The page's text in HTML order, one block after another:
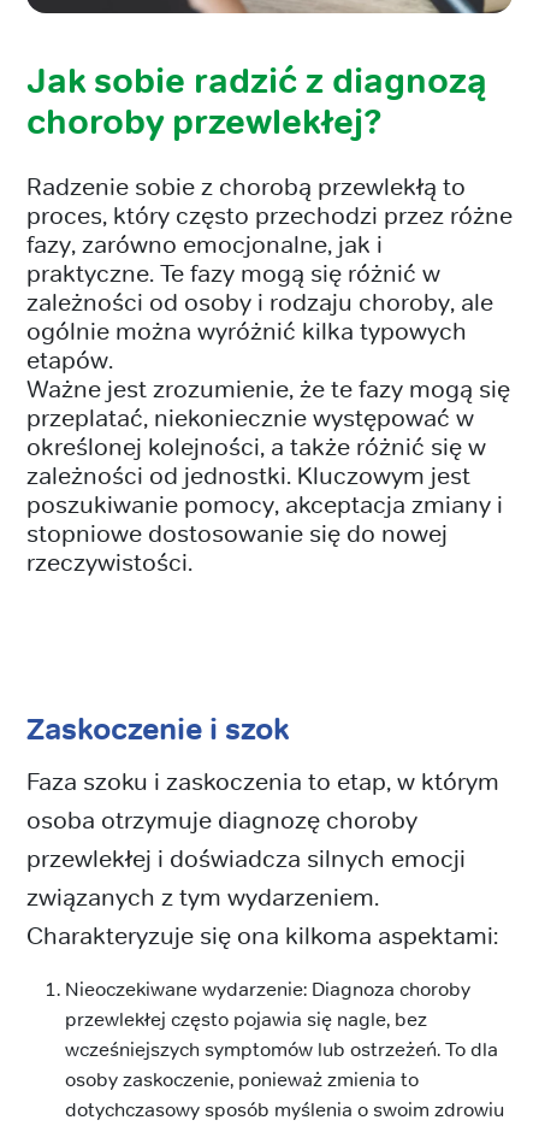
Jak sobie radzić z diagnozą
choroby przewlekłej?
Radzenie sobie z chorobą przewlekłą to
proces, który często przechodzi przez różne
fazy, zarówno emocjonalne, jak i
praktyczne. Te fazy mogą się różnić w
zależności od osoby i rodzaju choroby, ale
ogólnie można wyróżnić kilka typowych
etapów.
Ważne jest zrozumienie, że te fazy mogą się
przeplatać, niekoniecznie występować w
określonej kolejności, a także różnić się w
zależności od jednostki. Kluczowym jest
poszukiwanie pomocy, akceptacja zmiany i
stopniowe dostosowanie się do nowej
rzeczywistości.
Zaskoczenie i szok
Faza szoku i zaskoczenia to etap, w którym
osoba otrzymuje diagnozę choroby
przewlekłej i doświadcza silnych emocji
związanych z tym wydarzeniem.
Charakteryzuje się ona kilkoma aspektami:
Nieoczekiwane wydarzenie: Diagnoza choroby
przewlekłej często pojawia się nagle, bez
wcześniejszych symptomów lub ostrzeżeń. To dla
osoby zaskoczenie, ponieważ zmienia to
dotychczasowy sposób myślenia o swoim zdrowiu